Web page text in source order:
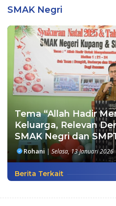
SMAK Negri
Tema “Allah Hadir
Keluarga, Relevan
SMAK Negri dan
Rohani |Selasa, 13 Januari 2026
Berita Terkait